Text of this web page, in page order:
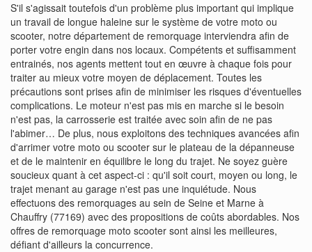
S'il s'agissait toutefois d'un problème plus important qui implique
un travail de longue haleine sur le système de votre moto ou
scooter, notre département de remorquage interviendra afin de
porter votre engin dans nos locaux. Compétents et suffisamment
entrainés, nos agents mettent tout en œuvre à chaque fois pour
traiter au mieux votre moyen de déplacement. Toutes les
précautions sont prises afin de minimiser les risques d'éventuelles
complications. Le moteur n'est pas mis en marche si le besoin
n'est pas, la carrosserie est traitée avec soin afin de ne pas
l'abimer… De plus, nous exploitons des techniques avancées afin
d'arrimer votre moto ou scooter sur le plateau de la dépanneuse
et de le maintenir en équilibre le long du trajet. Ne soyez guère
soucieux quant à cet aspect-ci : qu'il soit court, moyen ou long, le
trajet menant au garage n'est pas une inquiétude. Nous
effectuons des remorquages au sein de Seine et Marne à
Chauffry (77169) avec des propositions de coûts abordables. Nos
offres de remorquage moto scooter sont ainsi les meilleures,
défiant d'ailleurs la concurrence.